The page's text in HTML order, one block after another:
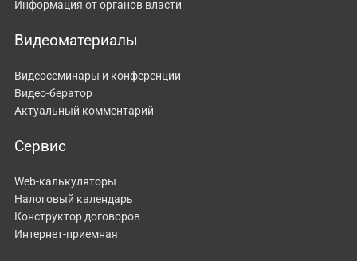
Информация от органов власти
Видеоматериалы
Видеосеминары и конференции
Видео-бератор
Актуальный комментарий
Сервис
Web-калькуляторы
Налоговый календарь
Конструктор договоров
Интернет-приемная